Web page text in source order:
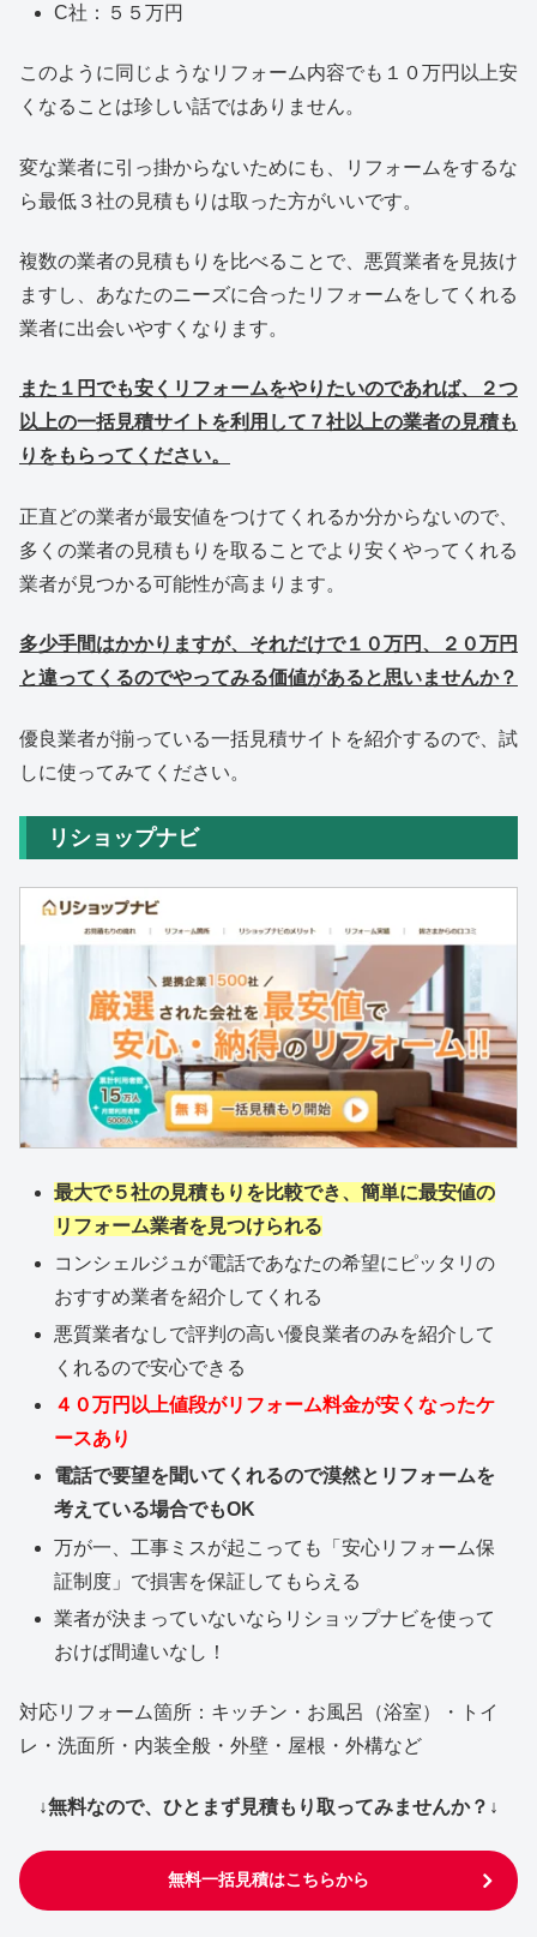
C社：５５万円
このように同じようなリフォーム内容でも１０万円以上安
くなることは珍しい話ではありません。
変な業者に引っ掛からないためにも、リフォームをするな
ら最低３社の見積もりは取った方がいいです。
複数の業者の見積もりを比べることで、悪質業者を見抜け
ますし、あなたのニーズに合ったリフォームをしてくれる
業者に出会いやすくなります。
また１円でも安くリフォームをやりたいのであれば、２つ
以上の一括見積サイトを利用して７社以上の業者の見積も
りをもらってください。
正直どの業者が最安値をつけてくれるか分からないので、
多くの業者の見積もりを取ることでより安くやってくれる
業者が見つかる可能性が高まります。
多少手間はかかりますが、それだけで１０万円、２０万円
と違ってくるのでやってみる価値があると思いませんか？
優良業者が揃っている一括見積サイトを紹介するので、試
しに使ってみてください。
リショップナビ
最大で５社の見積もりを比較でき、簡単に最安値の
リフォーム業者を見つけられる
コンシェルジュが電話であなたの希望にピッタリの
おすすめ業者を紹介してくれる
悪質業者なしで評判の高い優良業者のみを紹介して
くれるので安心できる
４０万円以上値段がリフォーム料金が安くなったケ
ースあり
電話で要望を聞いてくれるので漠然とリフォームを
考えている場合でもOK
万が一、工事ミスが起こっても「安心リフォーム保
証制度」で損害を保証してもらえる
業者が決まっていないならリショップナビを使って
おけば間違いなし！
対応リフォーム箇所：キッチン・お風呂（浴室）・トイ
レ・洗面所・内装全般・外壁・屋根・外構など
↓無料なので、ひとまず見積もり取ってみませんか？↓
無料一括見積はこちらから